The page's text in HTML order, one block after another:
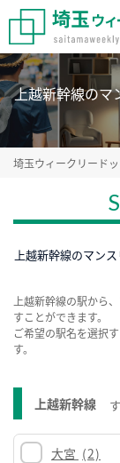
上越新幹線のマ
埼玉ウィークリード
上越新幹線のマン
上越新幹線の駅から
すことができます。
ご希望の駅名を選択
す。
上越新幹線
大宮 (2)